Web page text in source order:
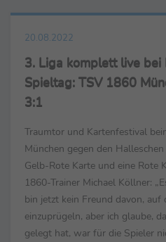
20.08.2022
3. Liga komplett live bei
Spieltag: TSV 1860
3:1
Traumtor und Kartenfestival
München gegen den
Gelb-Rote Karte und eine Rote
1860-Trainer Michael Köllner:
bin jetzt kein Freund davon, auf
einzuprügeln, aber ich glaube,
gelegt hat, war für die Spieler